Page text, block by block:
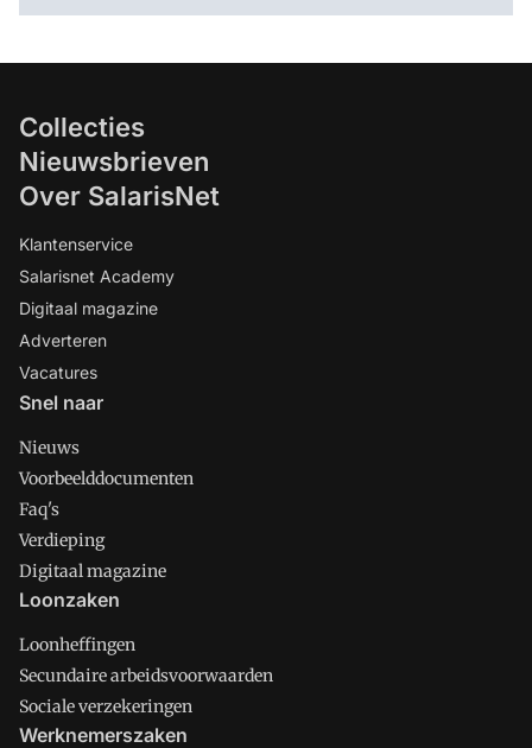
Collecties
Nieuwsbrieven
Over SalarisNet
Klantenservice
Salarisnet Academy
Digitaal magazine
Adverteren
Vacatures
Snel naar
Nieuws
Voorbeelddocumenten
Faq's
Verdieping
Digitaal magazine
Loonzaken
Loonheffingen
Secundaire arbeidsvoorwaarden
Sociale verzekeringen
Werknemerszaken